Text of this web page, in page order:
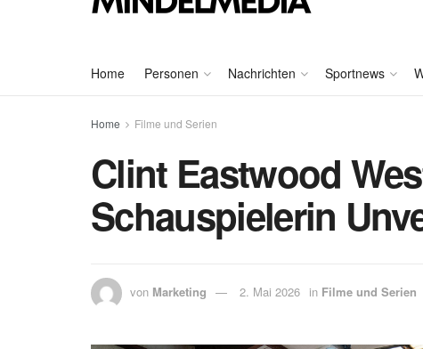
Home Personen Nachrichten Sportnews
Home Filme und Serien
Clint Eastwood
Schauspielerin
von Marketing 2. Mai 2026 in Filme und Serien